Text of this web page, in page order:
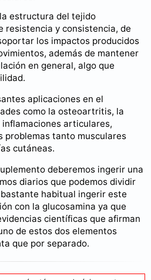
estructura del tejido
resistencia y consistencia, de
los impactos producidos
además de mantener
en general, algo que
aplicaciones en el
como la osteoartritis, la
articulares,
problemas tanto musculares
cutáneas.
deberemos ingerir una
diarios que podemos dividir
habitual ingerir este
con la glucosamina ya que
científicas que afirman
de estos dos elementos
que por separado.